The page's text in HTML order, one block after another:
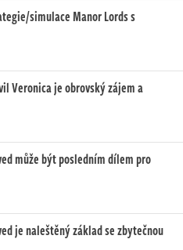
simulace Manor Lords s
Veronica je obrovský zájem a
může být posledním dílem pro
je naleštěný základ se zbytečnou